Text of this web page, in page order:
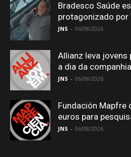
Bradesco Saúde
protagonizado por
JNS - 06/08/2026
Allianz leva jovens
a dia da companhia
JNS - 06/08/2026
Fundación Mapfre
euros para
JNS - 06/08/2026